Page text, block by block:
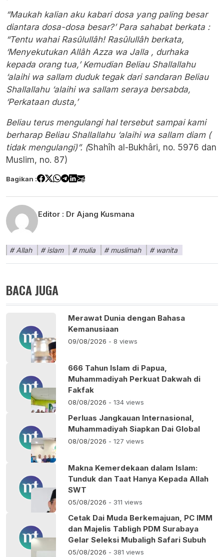
“Maukah kalian aku kabari dosa yang paling besar
diantara dosa-dosa besar?’ Para sahabat berkata :
“Tentu wahai Rasûlullâh! Rasûlullâh berkata,
‘Menyekutukan Allâh Azza wa Jalla , durhaka
kepada orang tua,’ Kemudian Beliau Shallallahu
‘alaihi wa sallam duduk tegak dari sandaran Beliau
Shallallahu ‘alaihi wa sallam seraya bersabda,
‘Perkataan dusta,’
Beliau terus mengulangi hal tersebut sampai kami
berharap Beliau Shallallahu ‘alaihi wa sallam diam (
tidak mengulangi)”. (Shahîh al-Bukhâri, no. 5976 dan
Muslim, no. 87)
Bagikan :
Editor : Dr Ajang Kusmana
Allah islam mulia muslimah wanita
BACA JUGA
Merawat Dunia dengan Bahasa
Kemanusiaan
09/08/2026 - 8 views
666 Tahun Islam di Papua,
Muhammadiyah Perkuat Dakwah di
Fakfak
08/08/2026 - 134 views
Perluas Jangkauan Internasional,
Muhammadiyah Siapkan Dai Global
08/08/2026 - 127 views
Makna Kemerdekaan dalam Islam:
Tunduk dan Taat Hanya Kepada Allah
SWT
05/08/2026 - 311 views
Cetak Dai Muda Berkemajuan, PC IMM
dan Majelis Tabligh PDM Surabaya
Gelar Seleksi Mubaligh Safari Subuh
05/08/2026 - 381 views